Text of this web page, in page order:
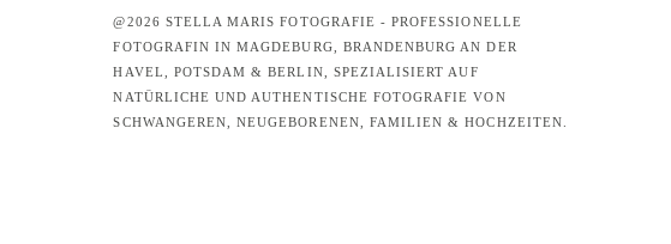
@2026 STELLA MARIS FOTOGRAFIE - PROFESSIONELLE
FOTOGRAFIN IN MAGDEBURG, BRANDENBURG AN DER
HAVEL, POTSDAM & BERLIN, SPEZIALISIERT AUF
NATÜRLICHE UND AUTHENTISCHE FOTOGRAFIE VON
SCHWANGEREN, NEUGEBORENEN, FAMILIEN & HOCHZEITEN.